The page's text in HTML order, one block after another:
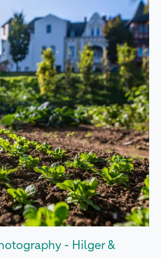
- Hilger &